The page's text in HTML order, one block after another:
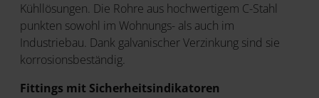
Kühllösungen. Die Rohre aus hochwertigem C-Stahl
punkten sowohl im Wohnungs- als auch im
Industriebau. Dank galvanischer Verzinkung sind sie
korrosionsbeständig.
Fittings mit Sicherheitsindikatoren